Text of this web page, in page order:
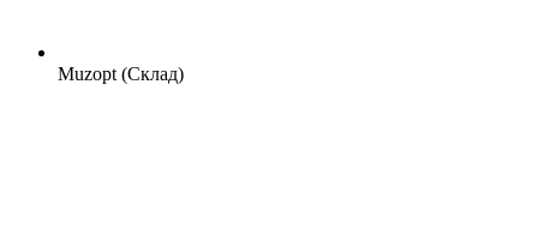
Muzopt (Склад)